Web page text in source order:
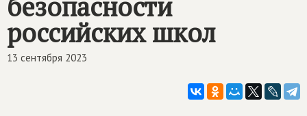
безопасности
российских школ
13 сентября 2023